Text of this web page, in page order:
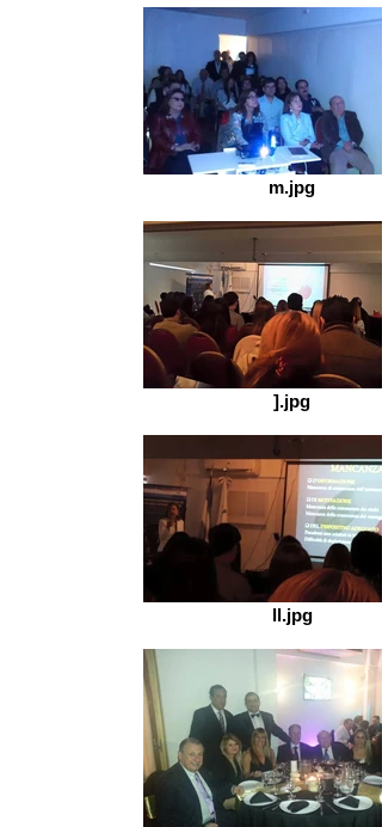
m.jpg
].jpg
ll.jpg